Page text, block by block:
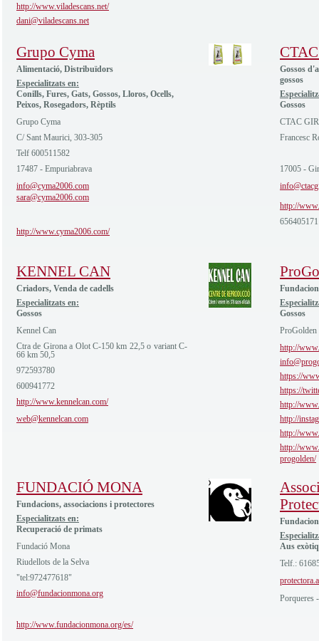
http://www.viladescans.net/
dani@viladescans.net
Grupo Cyma
Alimentació, Distribuïdors
Especialitzats en:
Conills, Fures, Gats, Gossos, Lloros, Ocells,
Peixos, Rosegadors, Rèptils
Grupo Cyma
C/ Sant Maurici, 303-305
Telf 600511582
17487 - Empuriabrava
info@cyma2006.com
sara@cyma2006.com
http://www.cyma2006.com/
Gossos
gossos
Gossos
CTAC
Francesc
17005 -
http://
656405171
KENNEL CAN
Criadors, Venda de cadells
Especialitzats en:
Gossos
Kennel Can
Ctra de Girona a Olot C-150 km 22,5 o variant C-
66 km 50,5
972593780
600941772
http://www.kennelcan.com/
web@kennelcan.com
Gossos
ProGolden
http://
https://
https://
http://
http://
http://
http://
progolden/
FUNDACIÓ MONA
Fundacions, associacions i protectores
Especialitzats en:
Recuperació de primats
Fundació Mona
Riudellots de la Selva
"tel:972477618"
info@fundacionmona.org
http://www.fundacionmona.org/es/
Aus
Telf.:
Porqueres